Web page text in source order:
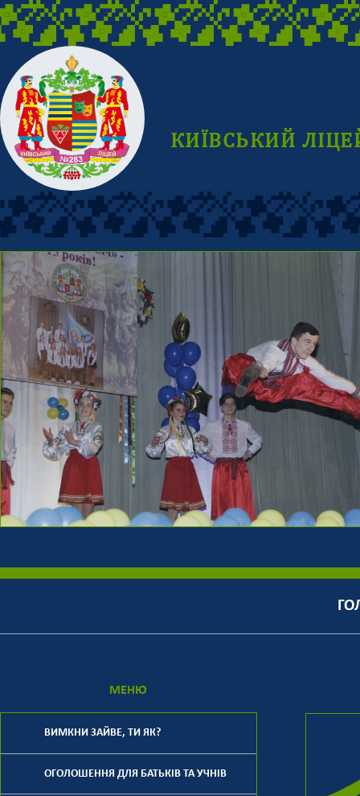
КИЇВСЬКИЙ
МЕНЮ
ВИМКНИ ЗАЙВЕ, ТИ ЯК?
ОГОЛОШЕННЯ ДЛЯ БАТЬКІВ ТА УЧНІВ